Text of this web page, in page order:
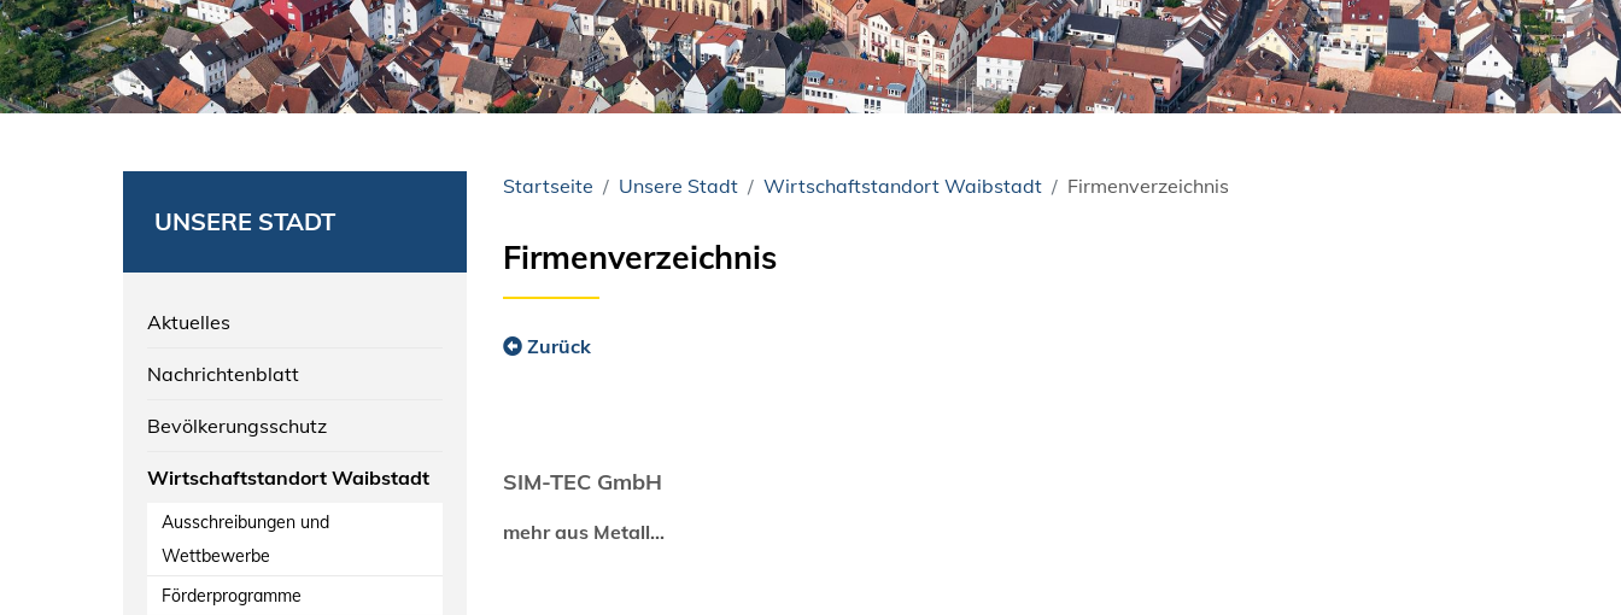
UNSERE STADT
Aktuelles
Nachrichtenblatt
Bevölkerungsschutz
Wirtschaftstandort Waibstadt
Ausschreibungen und
Wettbewerbe
Förderprogramme
Startseite Unsere Stadt Wirtschaftstandort Waibstadt Firmenverzeichnis
Firmenverzeichnis
Zurück
SIM-TEC GmbH
mehr aus Metall...